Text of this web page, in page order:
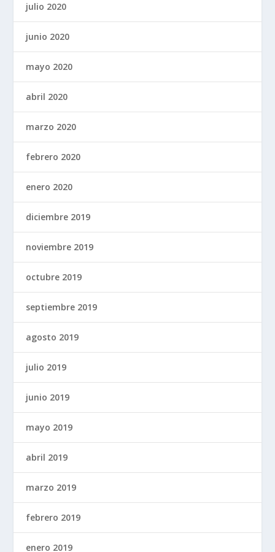
julio 2020
junio 2020
mayo 2020
abril 2020
marzo 2020
febrero 2020
enero 2020
diciembre 2019
noviembre 2019
octubre 2019
septiembre 2019
agosto 2019
julio 2019
junio 2019
mayo 2019
abril 2019
marzo 2019
febrero 2019
enero 2019